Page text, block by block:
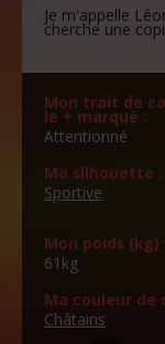
Je m'appelle
cherche une
Mon trait de
le + marqué :
Attentionné
Ma silhouette :
Sportive
Mon poids (kg)
61kg
Ma couleur de
Châtains